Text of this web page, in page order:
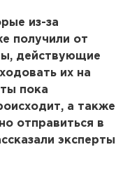
из-за
получили от
действующие
их на
пока
а также
отправиться в
эксперты